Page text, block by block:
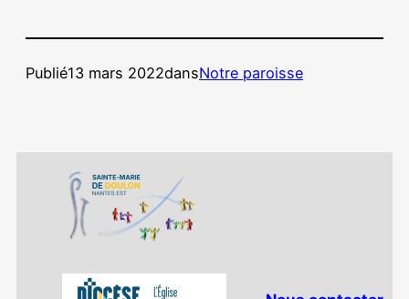
Publié13 mars 2022dansNotre paroisse